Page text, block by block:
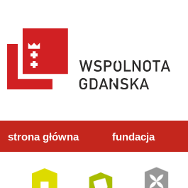
strona główna fundacja